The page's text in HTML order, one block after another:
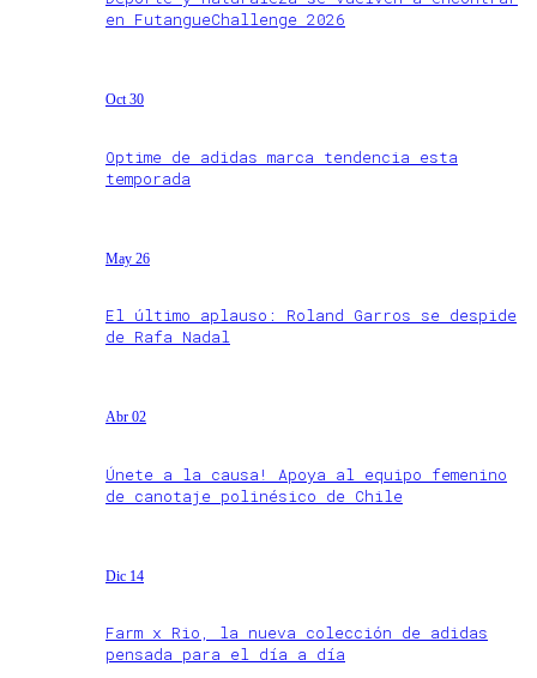
en FutangueChallenge 2026
Oct 30
Optime de adidas marca tendencia esta
temporada
May 26
El último aplauso: Roland Garros se despide
de Rafa Nadal
Abr 02
Únete a la causa! Apoya al equipo femenino
de canotaje polinésico de Chile
Dic 14
Farm x Rio, la nueva colección de adidas
pensada para el día a día